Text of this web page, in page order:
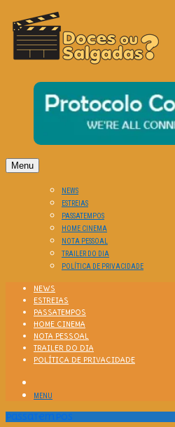
DOCES OU SALGADAS?
O Cinema? Uma Paixão!!
Menu
NEWS
ESTREIAS
PASSATEMPOS
HOME CINEMA
NOTA PESSOAL
TRAILER DO DIA
POLÍTICA DE PRIVACIDADE
NEWS
ESTREIAS
PASSATEMPOS
HOME CINEMA
NOTA PESSOAL
TRAILER DO DIA
POLÍTICA DE PRIVACIDADE
MENU
Passatempos